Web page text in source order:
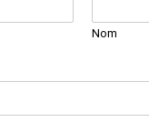
Nom